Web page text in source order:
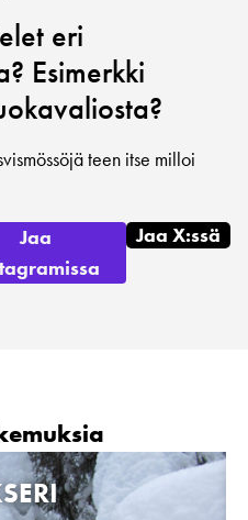
eri
Esimerkki
teen itse milloi
Jaa
Jaa X:ssä